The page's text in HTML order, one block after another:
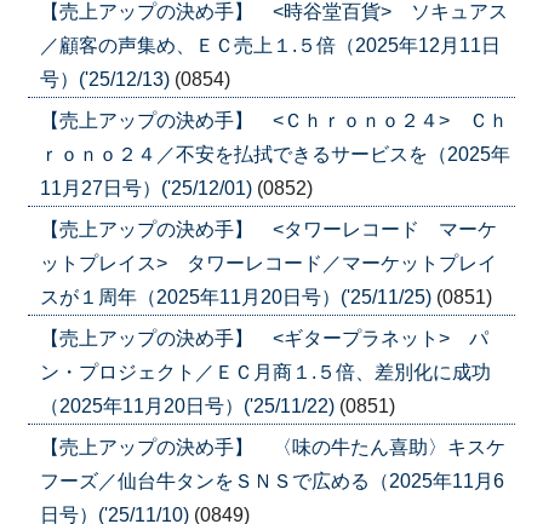
【売上アップの決め手】 <時谷堂百貨> ソキュアス
／顧客の声集め、ＥＣ売上１.５倍（2025年12月11日
号）('25/12/13) (0854)
【売上アップの決め手】 <Ｃｈｒｏｎｏ２４> Ｃｈ
ｒｏｎｏ２４／不安を払拭できるサービスを（2025年
11月27日号）('25/12/01) (0852)
【売上アップの決め手】 <タワーレコード マーケ
ットプレイス> タワーレコード／マーケットプレイ
スが１周年（2025年11月20日号）('25/11/25) (0851)
【売上アップの決め手】 <ギタープラネット> パ
ン・プロジェクト／ＥＣ月商１.５倍、差別化に成功
（2025年11月20日号）('25/11/22) (0851)
【売上アップの決め手】 〈味の牛たん喜助〉キスケ
フーズ／仙台牛タンをＳＮＳで広める（2025年11月6
日号）('25/11/10) (0849)